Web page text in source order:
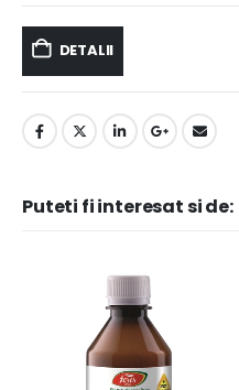
DETALII
Puteti fi interesat si de: